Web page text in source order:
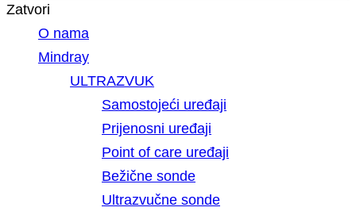
Zatvori
O nama
Mindray
ULTRAZVUK
Samostojeći uređaji
Prijenosni uređaji
Point of care uređaji
Bežične sonde
Ultrazvučne sonde